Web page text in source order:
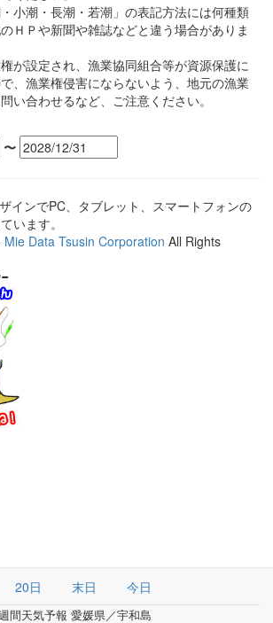
小潮・長潮・若潮」の表記方法には何種類
ＨＰや新聞や雑誌などと違う場合がありま
が設定され、漁業協同組合等が資源保護に
、漁業権侵害にならないよう、地元の漁業
い合わせるなど、ご注意ください。
〜
インでPC、タブレット、スマートフォンの
います。
Mie Data Tsusin Corporation All Rights
20日 末日 今日
間天気予報 愛媛県／宇和島